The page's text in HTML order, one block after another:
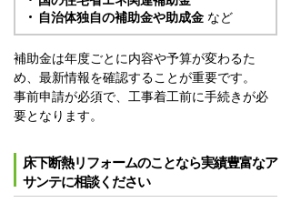
自治体独自の補助金や助成金 など
補助金は年度ごとに内容や予算が変わるた
め、最新情報を確認することが重要です。
事前申請が必須で、工事着工前に手続きが必
要となります。
床下断熱リフォームのことなら実績豊富なア
サンテに相談ください